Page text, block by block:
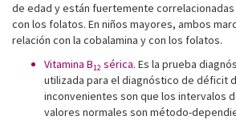
de edad y están fuertemente correlacionadas
con los folatos. En niños mayores, ambos
relación con la cobalamina y con los folatos.
Vitamina B12 sérica. Es la prueba
utilizada para el diagnóstico de déficit
inconvenientes son que los intervalos
valores normales son método-